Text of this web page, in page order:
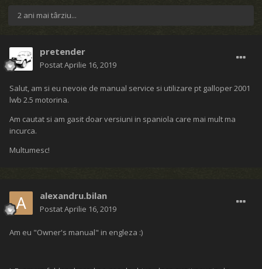
2 ani mai târziu...
pretender
PostatAprilie 16, 2019
Salut, am si eu nevoie de manual service si utilizare pt galloper 2001
lwb 2.5 motorina.
Am cautat si am gasit doar versiuni in spaniola care mai mult ma
incurca.
Multumesc!
alexandru.bilan
PostatAprilie 16, 2019
Am eu "Owner's manual" in engleza :)